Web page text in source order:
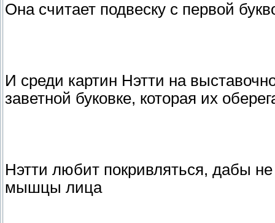
Она считает подвеску с первой
И среди картин Нэтти на
заветной буковке, которая их
Нэтти любит покривляться, дабы
мышцы лица